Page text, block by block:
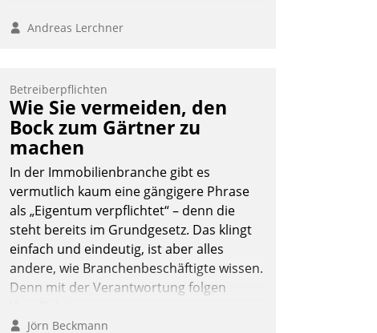
Andreas Lerchner
Betreiberpflichten
Wie Sie vermeiden, den
Bock zum Gärtner zu
machen
In der Immobilienbranche gibt es
vermutlich kaum eine gängigere Phrase
als „Eigentum verpflichtet“ – denn die
steht bereits im Grundgesetz. Das klingt
einfach und eindeutig, ist aber alles
andere, wie Branchenbeschäftigte wissen.
Denn mit der Verantwortung folgen
Jörn Beckmann